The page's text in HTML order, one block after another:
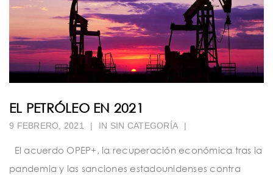
EL PETRÓLEO EN 2021
9 FEBRERO, 2021 | IN SIN CATEGORÍA |
El acuerdo OPEP+, la recuperación económica tras la
pandemia y las sanciones estadounidenses contra